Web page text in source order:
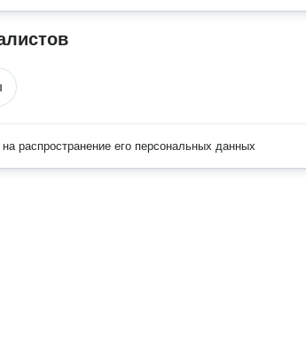
распространение его персональных данных